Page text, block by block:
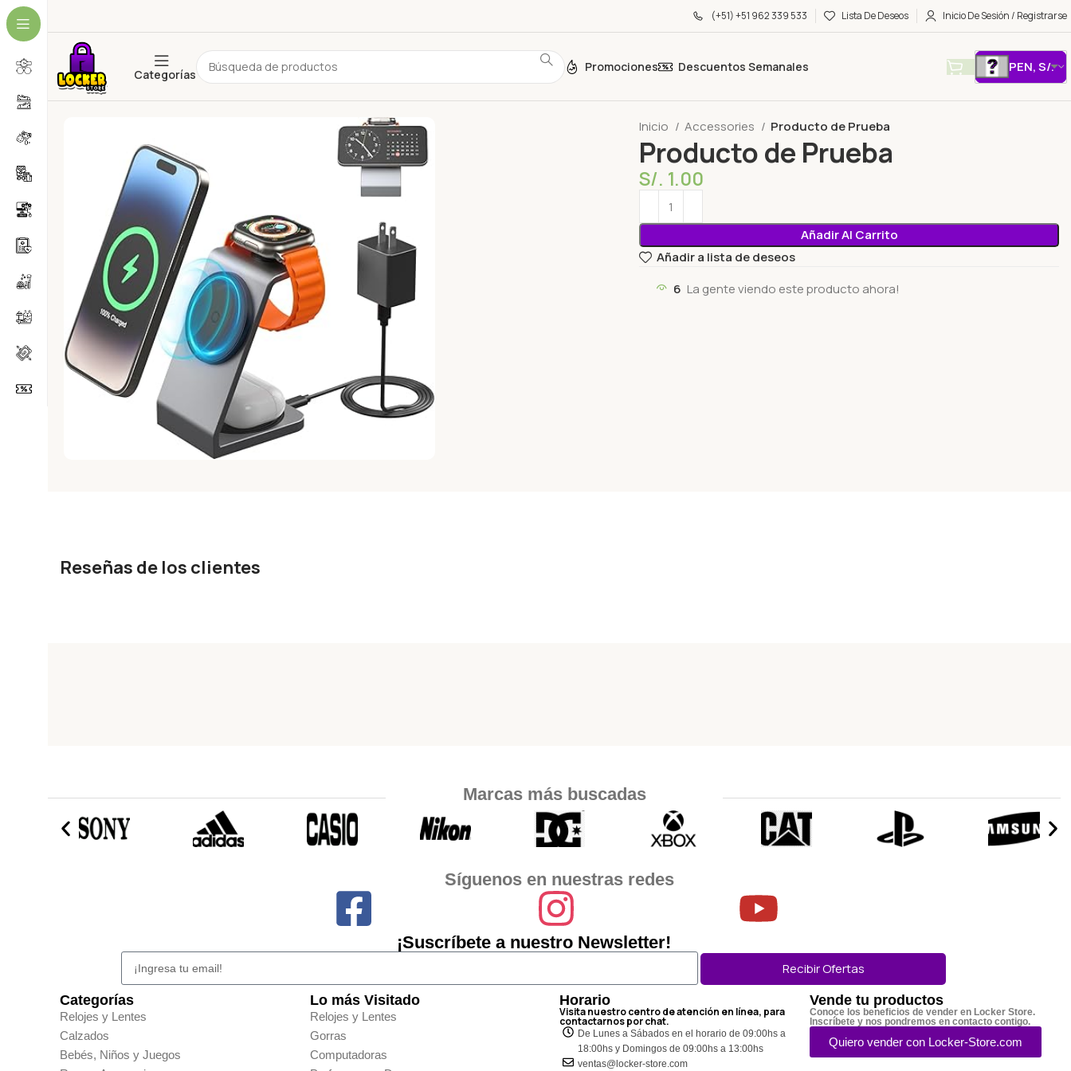
(+51) +51 962 339 533 Lista De Deseos Inicio De Sesión / Registrarse
Categorías
Promociones Descuentos Semanales PEN, S/.
Inicio Accessories Producto de Prueba
Producto de Prueba
S/. 1.00
Añadir Al Carrito
Añadir a lista de deseos
6 La gente viendo este producto ahora!
Reseñas de los clientes
Marcas más buscadas
Síguenos en nuestras redes
¡Suscríbete a nuestro Newsletter!
Recibir Ofertas
Categorías
Relojes y Lentes
Calzados
Bebés, Niños y Juegos
Lo más Visitado
Relojes y Lentes
Gorras
Computadoras
Horario
Visita nuestro centro de atención en línea, para
contactarnos por chat.
De Lunes a Sábados en el horario de 09:00hs a
18:00hs y Domingos de 09:00hs a 13:00hs
ventas@locker-store.com
Vende tu productos
Conoce los beneficios de vender en Locker Store.
Inscríbete y nos pondremos en contacto contigo.
Quiero vender con Locker-Store.com